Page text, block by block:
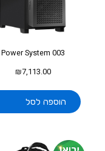
Power System 003
₪7,113.00
הוספה לסל